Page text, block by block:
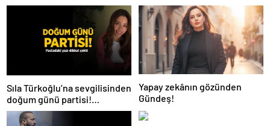
Sıla Türkoğlu’na sevgilisinden
doğum günü partisi!
Pastadaki yazı dikkat çekti
Yapay zekânın gözünden
Gündeş!